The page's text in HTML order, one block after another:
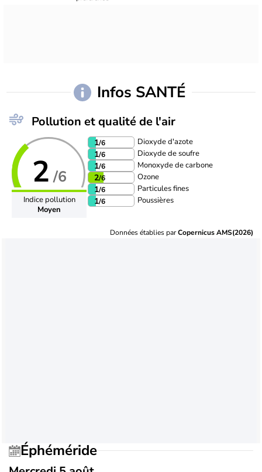
Infos SANTÉ
Pollution et qualité de l'air
2 /6
Indice pollution
Moyen
1/6 Dioxyde d'azote
1/6 Dioxyde de soufre
1/6 Monoxyde de carbone
2/6 Ozone
1/6 Particules fines
1/6 Poussières
Données établies parCopernicus AMS(2026)
Éphéméride